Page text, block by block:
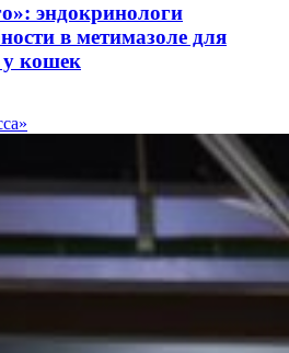
эндокринологи
в метимазоле для
кошек